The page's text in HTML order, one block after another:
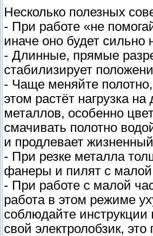
Несколько полезных
- При работе «не
иначе оно будет сильно
- Длинные, прямые
стабилизирует
- Чаще меняйте
этом растёт нагрузка
металлов, особенно
смачивать полотно
и продлевает
- При резке металла
фанеры и пилят с
- При работе с малой
работа в этом режиме
соблюдайте
свой электролобзик,